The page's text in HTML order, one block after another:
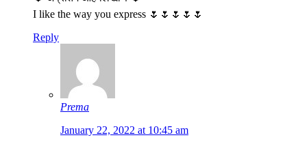
I like the way you express 🌷🌷🌷🌷🌷
Reply
Prema
January 22, 2022 at 10:45 am